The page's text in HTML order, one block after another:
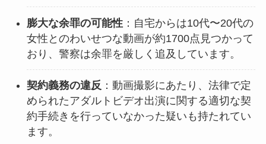
膨大な余罪の可能性：自宅からは10代〜20代の
女性とのわいせつな動画が約1700点見つかって
おり、警察は余罪を厳しく追及しています。
契約義務の違反 ：動画撮影にあたり、法律で定
められたアダルトビデオ出演に関する適切な契
約手続きを行っていなかった疑いも持たれてい
ます。